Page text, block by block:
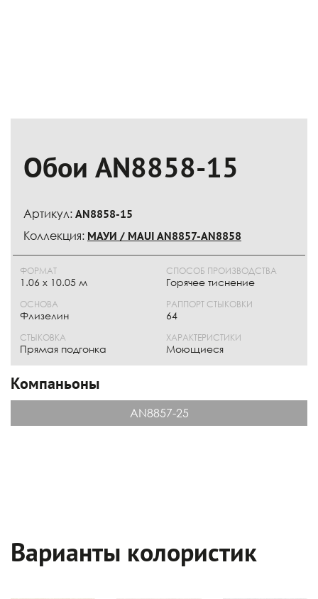
Обои AN8858-15
Артикул: AN8858-15
Коллекция: МАУИ / MAUI AN8857-AN8858
ФОРМАТ
1.06 x 10.05 м
ОСНОВА
Флизелин
СПОСОБ ПРОИЗВОДСТВА
Горячее тиснение
РАППОРТ СТЫКОВКИ
64
СТЫКОВКА
Прямая подгонка
ХАРАКТЕРИСТИКИ
Моющиеся
Компаньоны
AN8857-25
Варианты колористик